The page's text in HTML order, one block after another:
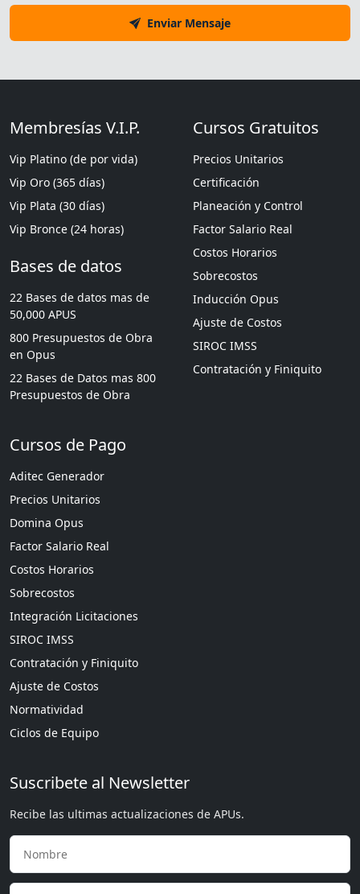
Enviar Mensaje
Membresías V.I.P.
Vip Platino (de por vida)
Vip Oro (365 días)
Vip Plata (30 días)
Vip Bronce (24 horas)
Bases de datos
22 Bases de datos mas de
50,000 APUS
800 Presupuestos de Obra
en Opus
22 Bases de Datos mas 800
Presupuestos de Obra
Cursos Gratuitos
Precios Unitarios
Certificación
Planeación y Control
Factor Salario Real
Costos Horarios
Sobrecostos
Inducción Opus
Ajuste de Costos
SIROC IMSS
Contratación y Finiquito
Cursos de Pago
Aditec Generador
Precios Unitarios
Domina Opus
Factor Salario Real
Costos Horarios
Sobrecostos
Integración Licitaciones
SIROC IMSS
Contratación y Finiquito
Ajuste de Costos
Normatividad
Ciclos de Equipo
Suscribete al Newsletter
Recibe las ultimas actualizaciones de APUs.